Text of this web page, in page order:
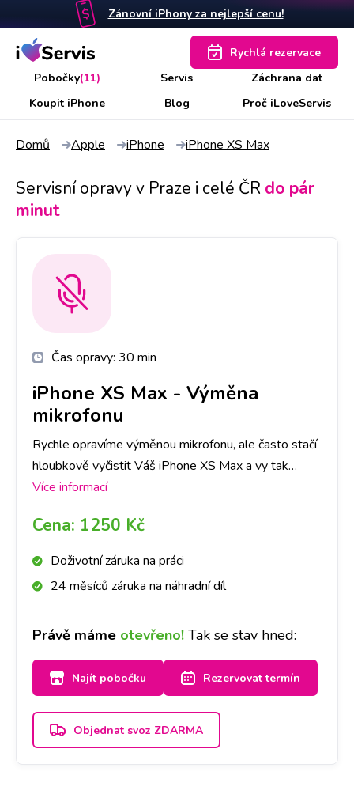
Zánovní iPhony za nejlepší cenu!
Pobočky(11) Servis
Záchrana dat
Koupit iPhone
Blog Proč iLoveServis
Rychlá rezervace
Domů Apple iPhone iPhone XS Max
Servisní opravy v Praze i celé ČR do pár
minut
Čas opravy: 30 min
iPhone XS Max - Výměna
mikrofonu
Rychle opravíme výměnou mikrofonu, ale často stačí
hloubkově vyčistit Váš iPhone XS Max a vy tak
ušetříte čas i peníze. Nejlepší je nyní se zastavit na
Více informací
Cena: 1250 Kč
Doživotní záruka na práci
24 měsíců záruka na náhradní díl
Právě máme otevřeno! Tak se stav hned:
Najít pobočku Rezervovat termín
Objednat svoz ZDARMA